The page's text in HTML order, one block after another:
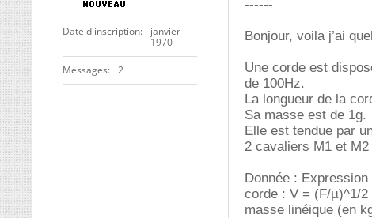
Date d'inscription
janvier
1970
Messages 2
------
Bonjour, voila j’ai
Une corde est
de 100Hz.
La longueur de la
Sa masse est de 1g.
Elle est tendue par
2 cavaliers M1 et
Donnée :
corde : V = (F/µ)^1/
masse linéique (en